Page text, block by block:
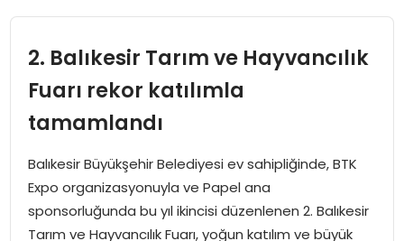
SPOR
SIYASET
MAGAZIN
2. Balıkesir Tarım ve Hayvancılık
Fuarı rekor katılımla
tamamlandı
Balıkesir Büyükşehir Belediyesi ev sahipliğinde, BTK
Expo organizasyonuyla ve Papel ana
sponsorluğunda bu yıl ikincisi düzenlenen 2. Balıkesir
Tarım ve Hayvancılık Fuarı, yoğun katılım ve büyük